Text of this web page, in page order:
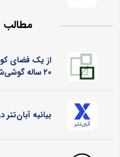
مطالب
از یک فضای
۲۰ ساله گوشی‌شاپ
بیانیه